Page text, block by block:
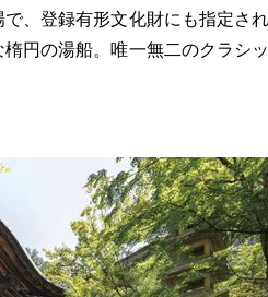
、登録有形文化財にも指定さ
円の湯船。唯一無二のクラシ